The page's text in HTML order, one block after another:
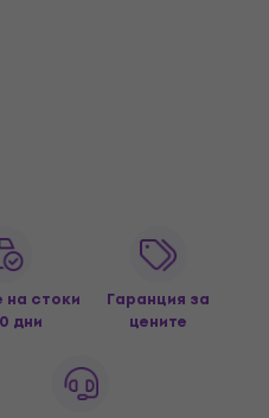
стоки
дни
Гаранция за
цените